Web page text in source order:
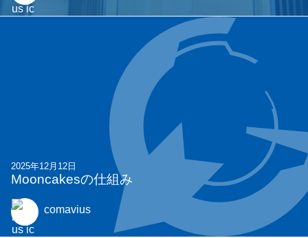
2025年12月12日
Mooncakesの仕組み
comavius